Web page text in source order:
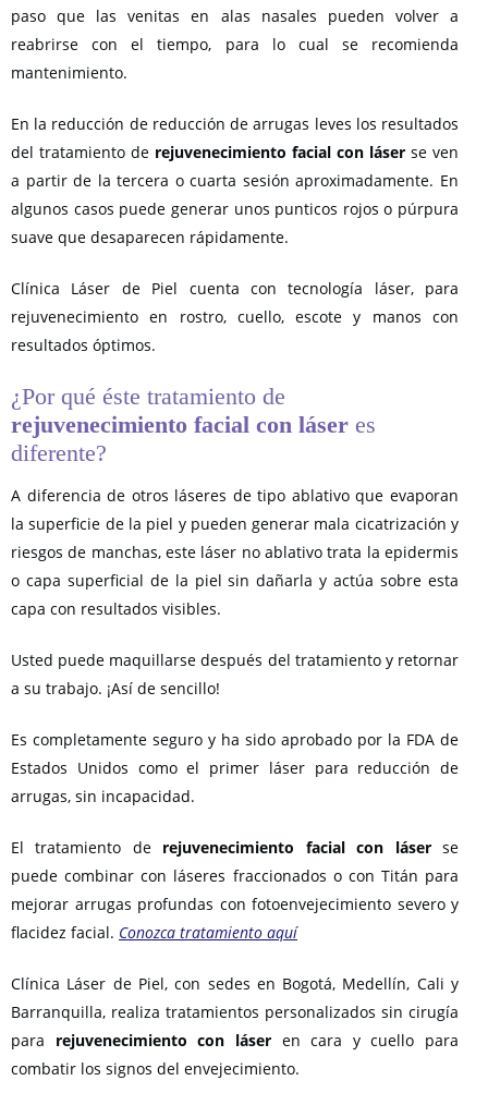
paso que las venitas en alas nasales pueden volver a
reabrirse con el tiempo, para lo cual se recomienda
mantenimiento.
En la reducción de reducción de arrugas leves los resultados
del tratamiento de rejuvenecimiento facial con láser se ven
a partir de la tercera o cuarta sesión aproximadamente. En
algunos casos puede generar unos punticos rojos o púrpura
suave que desaparecen rápidamente.
Clínica Láser de Piel cuenta con tecnología láser, para
rejuvenecimiento en rostro, cuello, escote y manos con
resultados óptimos.
¿Por qué éste tratamiento de
rejuvenecimiento facial con láser es
diferente?
A diferencia de otros láseres de tipo ablativo que evaporan
la superficie de la piel y pueden generar mala cicatrización y
riesgos de manchas, este láser no ablativo trata la epidermis
o capa superficial de la piel sin dañarla y actúa sobre esta
capa con resultados visibles.
Usted puede maquillarse después del tratamiento y retornar
a su trabajo. ¡Así de sencillo!
Es completamente seguro y ha sido aprobado por la FDA de
Estados Unidos como el primer láser para reducción de
arrugas, sin incapacidad.
El tratamiento de rejuvenecimiento facial con láserse
puede combinar con láseres fraccionados o con Titán para
mejorar arrugas profundas con fotoenvejecimiento severo y
flacidez facial. Conozca tratamiento aquí
Clínica Láser de Piel, con sedes en Bogotá, Medellín, Cali y
Barranquilla, realiza tratamientos personalizados sin cirugía
para rejuvenecimiento con láseren cara y cuello para
combatir los signos del envejecimiento.